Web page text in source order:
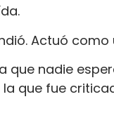
Actuó como
que nadie
la que fue